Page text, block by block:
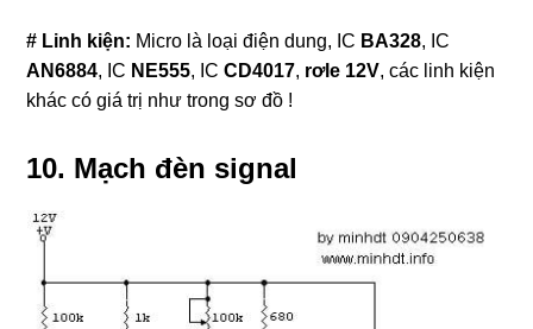
# Linh kiện: Micro là loại điện dung, IC BA328, IC
AN6884, IC NE555, ICCD4017, rơle 12V, các linh kiện
khác có giá trị như trong sơ đồ !
10. Mạch đèn signal